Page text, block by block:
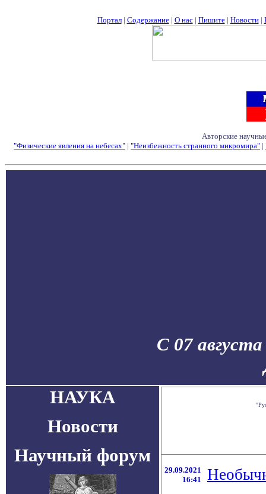
Портал| Содержание| О нас| Пишите| Новости|
Авторские
"Физические явления на небесах" | "Неизбежность странного микромира" |
С 07
НАУКА
Новости
Научный форум
29.09.2021
16:41